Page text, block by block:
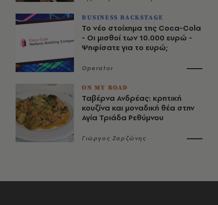
BUSINESS BACKSTAGE
Το νέο στοίχημα της Coca-Cola
- Οι μισθοί των 10.000 ευρώ -
Ψηφίσατε για το ευρώ;
Operator
ON MY ROAD
Ταβέρνα Ανδρέας: κρητική
κουζίνα και μοναδική θέα στην
Αγία Τριάδα Ρεθύμνου
Γιώργος Ζαρζώνης